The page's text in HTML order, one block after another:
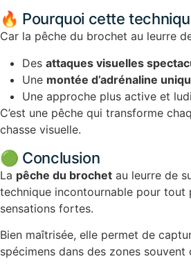
🔥 Pourquoi cette
Car la pêche du brochet au leurre
Des attaques visuelles
Une montée d’adrénaline
Une approche plus active et
C’est une pêche qui transforme
chasse visuelle.
🟢 Conclusion
La pêche du brochet au leurre de
technique incontournable pour tout
sensations fortes.
Bien maîtrisée, elle permet de
spécimens dans des zones souvent